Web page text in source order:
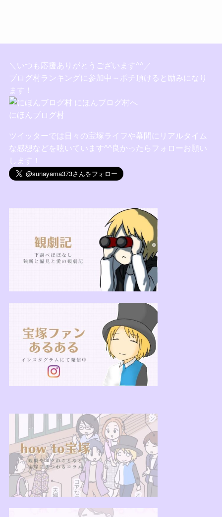
＼いつも応援ありがとうございます^^／
ブログ村ランキングに参加中～ポチ頂けると励みになり
ます！
にほんブログ村
ツイッターでは日々の宝塚ライフや幕間にリアルタイム
な感想などを呟いています^^良かったらフォローお願い
します！